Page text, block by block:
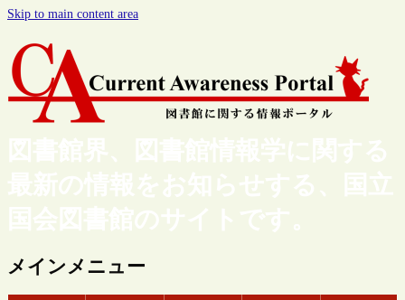
Skip to main content area
図書館界、図書館情報学に関する
最新の情報をお知らせする、国立
国会図書館のサイトです。
メインメニュー